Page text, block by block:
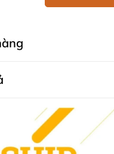
B tổng hợpcho cơ
cùng tìm hiểu lý do
Mega B